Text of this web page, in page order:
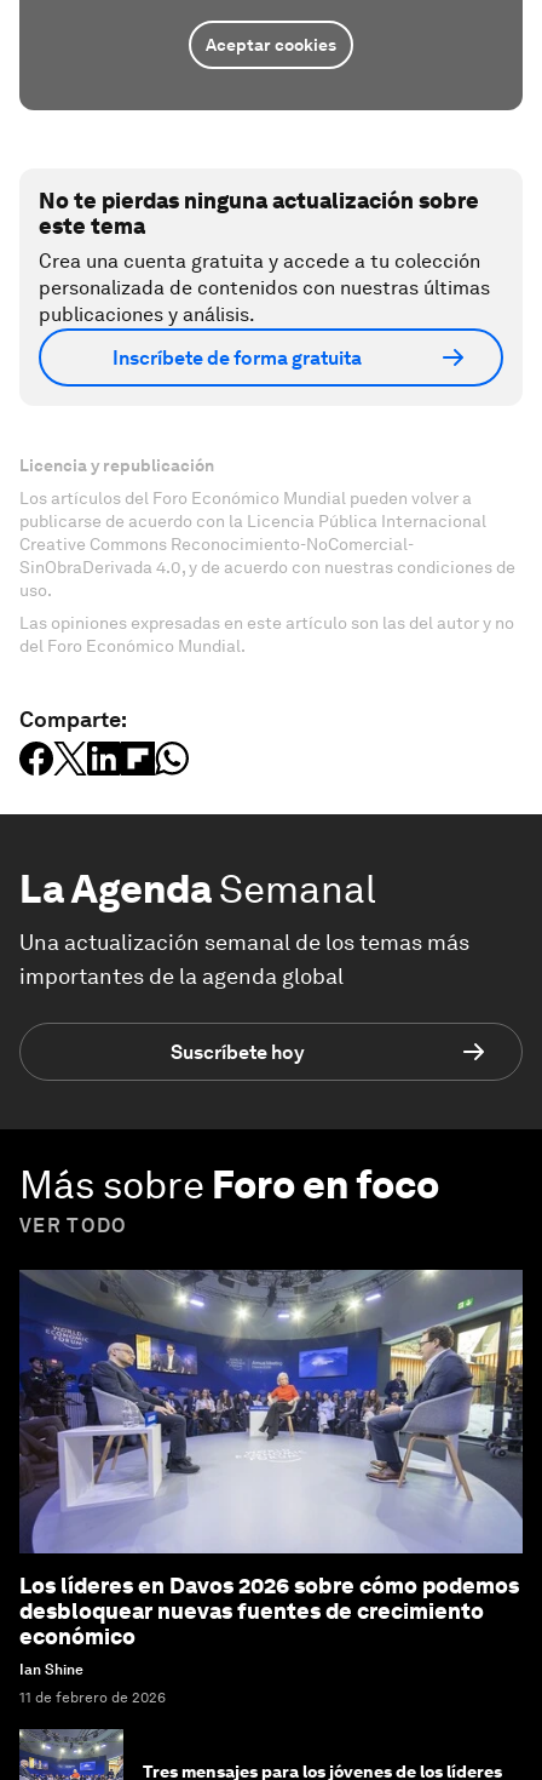
Aceptar cookies
No te pierdas ninguna actualización sobre
este tema
Crea una cuenta gratuita y accede a tu colección
personalizada de contenidos con nuestras últimas
publicaciones y análisis.
Inscríbete de forma gratuita
Licencia y republicación
Los artículos del Foro Económico Mundial pueden volver a
publicarse de acuerdo con la Licencia Pública Internacional
Creative Commons Reconocimiento-NoComercial-
SinObraDerivada 4.0, y de acuerdo con nuestras condiciones de
uso.
Las opiniones expresadas en este artículo son las del autor y no
del Foro Económico Mundial.
Comparte:
La AgendaSemanal
Una actualización semanal de los temas más
importantes de la agenda global
Suscríbete hoy
Más sobre Foro en foco
VER TODO
Los líderes en Davos 2026 sobre cómo podemos
desbloquear nuevas fuentes de crecimiento
económico
Ian Shine
11 de febrero de 2026
Tres mensajes para los jóvenes de los líderes